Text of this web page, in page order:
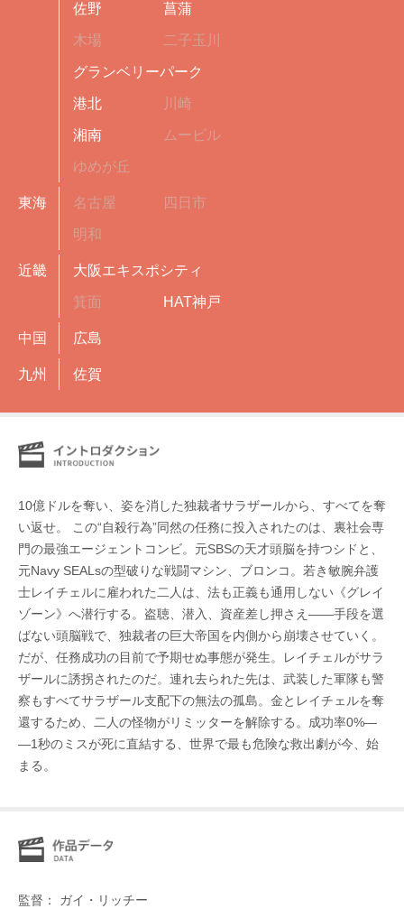
佐野 菖蒲
木場 二子玉川
グランベリーパーク
港北 川崎
湘南 ムービル
ゆめが丘
東海 名古屋 四日市
明和
近畿 大阪エキスポシティ
箕面 HAT神戸
中国 広島
九州 佐賀
10億ドルを奪い、姿を消した独裁者サラザールから、すべてを奪
い返せ。 この“自殺行為”同然の任務に投入されたのは、裏社会専
門の最強エージェントコンビ。元SBSの天才頭脳を持つシドと、
元Navy SEALsの型破りな戦闘マシン、ブロンコ。若き敏腕弁護
士レイチェルに雇われた二人は、法も正義も通用しない《グレイ
ゾーン》へ潜行する。盗聴、潜入、資産差し押さえ――手段を選
ばない頭脳戦で、独裁者の巨大帝国を内側から崩壊させていく。
だが、任務成功の目前で予期せぬ事態が発生。レイチェルがサラ
ザールに誘拐されたのだ。連れ去られた先は、武装した軍隊も警
察もすべてサラザール支配下の無法の孤島。金とレイチェルを奪
還するため、二人の怪物がリミッターを解除する。成功率0%―
―1秒のミスが死に直結する、世界で最も危険な救出劇が今、始
まる。
監督： ガイ・リッチー